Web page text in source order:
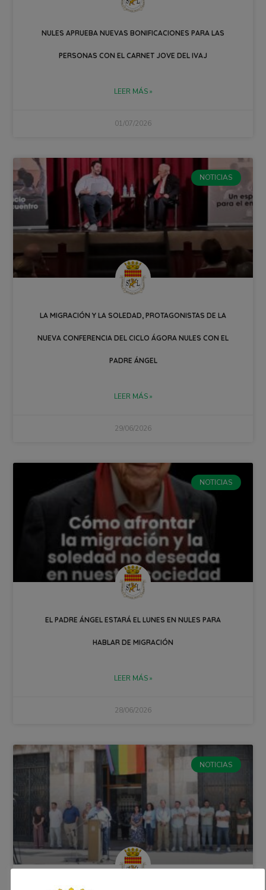
NULES APRUEBA NUEVAS BONIFICACIONES PARA LAS
PERSONAS CON EL CARNET JOVE DEL IVAJ
LEER MÁS »
01/07/2026
NOTICIAS
LA MIGRACIÓN Y LA SOLEDAD, PROTAGONISTAS DE LA
NUEVA CONFERENCIA DEL CICLO ÁGORA NULES CON EL
PADRE ÁNGEL
LEER MÁS »
29/06/2026
NOTICIAS
EL PADRE ÁNGEL ESTARÁ EL LUNES EN NULES PARA
HABLAR DE MIGRACIÓN
LEER MÁS »
28/06/2026
NOTICIAS